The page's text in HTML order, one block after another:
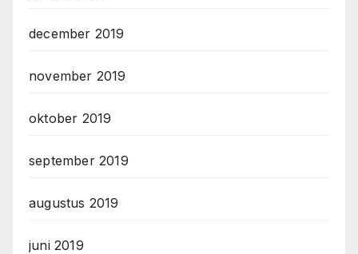
december 2019
november 2019
oktober 2019
september 2019
augustus 2019
juni 2019